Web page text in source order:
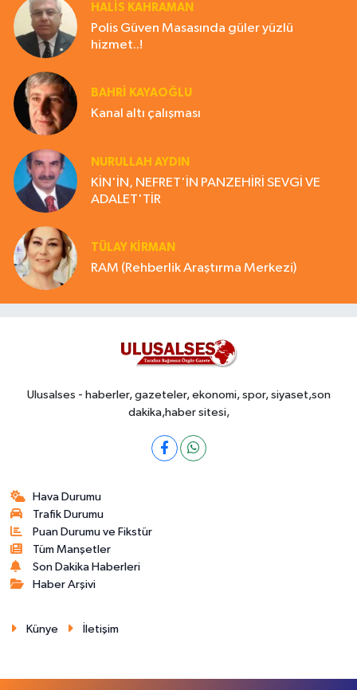
HALIS KAHRAMAN
Polis Güven Masasında güler yüzlü
hizmet..!
BAHRI KAYAOĞLU
Kanal altı çalışması
NURULLAH AYDIN
KİN'İN, NEFRET'İN PANZEHİRİ SEVGİ VE
ADALET'TİR
TÜLAY KİRMAN
RAM (Rehberlik Araştırma Merkezi)
Ulusalses - haberler, gazeteler, ekonomi, spor, siyaset,son
dakika,haber sitesi,
Hava Durumu
Trafik Durumu
Puan Durumu ve Fikstür
Tüm Manşetler
Son Dakika Haberleri
Haber Arşivi
Künye İletişim